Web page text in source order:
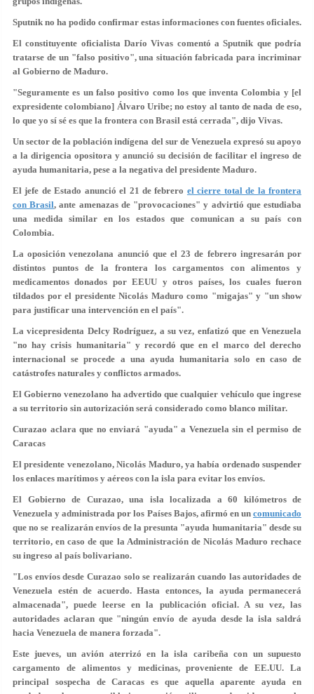
Sputnik no ha podido confirmar estas informaciones con fuentes oficiales.
El constituyente oficialista Darío Vivas comentó a Sputnik que podría
tratarse de un "falso positivo", una situación fabricada para incriminar
al Gobierno de Maduro.
"Seguramente es un falso positivo como los que inventa Colombia y [el
expresidente colombiano] Álvaro Uribe; no estoy al tanto de nada de eso,
lo que yo sí sé es que la frontera con Brasil está cerrada", dijo Vivas.
Un sector de la población indígena del sur de Venezuela expresó su apoyo
a la dirigencia opositora y anunció su decisión de facilitar el ingreso de
ayuda humanitaria, pese a la negativa del presidente Maduro.
El jefe de Estado anunció el 21 de febrero el cierre total de la frontera
con Brasil, ante amenazas de "provocaciones" y advirtió que estudiaba
una medida similar en los estados que comunican a su país con
Colombia.
La oposición venezolana anunció que el 23 de febrero ingresarán por
distintos puntos de la frontera los cargamentos con alimentos y
medicamentos donados por EEUU y otros países, los cuales fueron
tildados por el presidente Nicolás Maduro como "migajas" y "un show
para justificar una intervención en el país".
La vicepresidenta Delcy Rodríguez, a su vez, enfatizó que en Venezuela
"no hay crisis humanitaria" y recordó que en el marco del derecho
internacional se procede a una ayuda humanitaria solo en caso de
catástrofes naturales y conflictos armados.
El Gobierno venezolano ha advertido que cualquier vehículo que ingrese
a su territorio sin autorización será considerado como blanco militar.
Curazao aclara que no enviará "ayuda" a Venezuela sin el permiso de
Caracas
El presidente venezolano, Nicolás Maduro, ya había ordenado suspender
los enlaces marítimos y aéreos con la isla para evitar los envíos.
El Gobierno de Curazao, una isla localizada a 60 kilómetros de
Venezuela y administrada por los Países Bajos, afirmó en un comunicado
que no se realizarán envíos de la presunta "ayuda humanitaria" desde su
territorio, en caso de que la Administración de Nicolás Maduro rechace
su ingreso al país bolivariano.
"Los envíos desde Curazao solo se realizarán cuando las autoridades de
Venezuela estén de acuerdo. Hasta entonces, la ayuda permanecerá
almacenada", puede leerse en la publicación oficial. A su vez, las
autoridades aclaran que "ningún envío de ayuda desde la isla saldrá
hacia Venezuela de manera forzada".
Este jueves, un avión aterrizó en la isla caribeña con un supuesto
cargamento de alimentos y medicinas,proveniente de EE.UU. La
principal sospecha de Caracas es que aquella aparente ayuda en